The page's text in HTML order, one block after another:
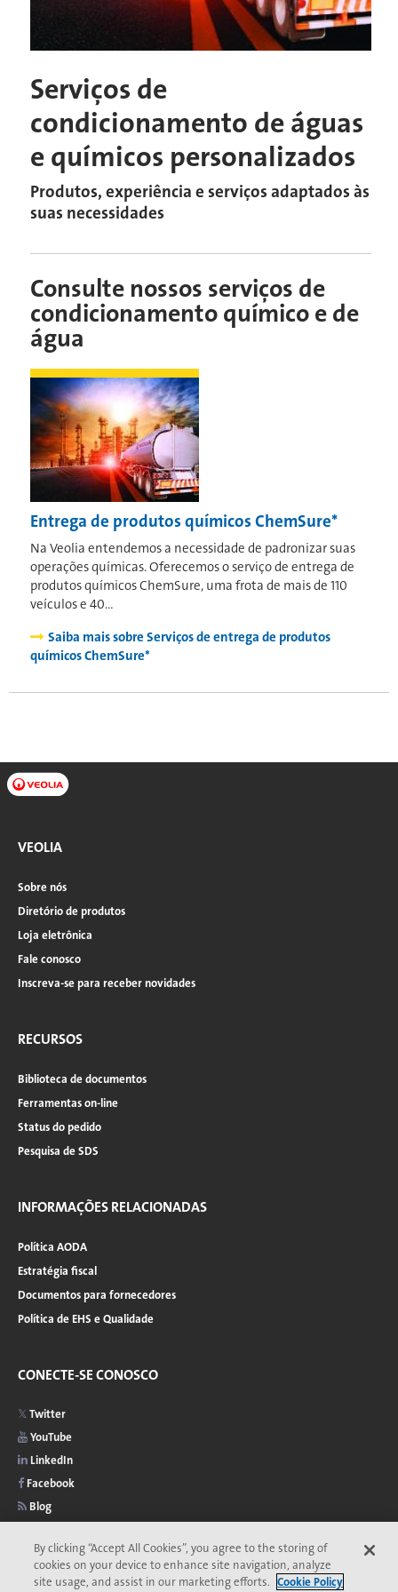
Serviços de
condicionamento de águas
e químicos personalizados
Produtos, experiência e serviços adaptados às
suas necessidades
Consulte nossos serviços de
condicionamento químico e de
água
Entrega de produtos químicos ChemSure*
Na Veolia entendemos a necessidade de padronizar suas
operações químicas. Oferecemos o serviço de entrega de
produtos químicos ChemSure, uma frota de mais de 110
veículos e 40…
Saiba mais sobreServiços de entrega de produtos
químicos ChemSure*
VEOLIA
Sobre nós
Diretório de produtos
Loja eletrônica
Fale conosco
Inscreva-se para receber novidades
RECURSOS
Biblioteca de documentos
Ferramentas on-line
Status do pedido
Pesquisa de SDS
INFORMAÇÕES RELACIONADAS
Política AODA
Estratégia fiscal
Documentos para fornecedores
Política de EHS e Qualidade
CONECTE-SE CONOSCO
Twitter
YouTube
LinkedIn
Facebook
Blog
By clicking “Accept All Cookies”, you agree to the storing of
cookies on your device to enhance site navigation, analyze
site usage, and assist in our marketing efforts. Cookie Policy